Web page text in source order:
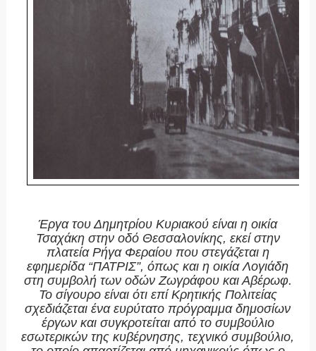
Έργα του Δημητρίου Κυριακού είναι η οικία
Τσαχάκη στην οδό Θεσσαλονίκης, εκεί στην
πλατεία Ρήγα Φεραίου που στεγάζεται η
εφημερίδα “ΠΑΤΡΙΣ”, όπως και η οικία Λογιάδη
στη συμβολή των οδών Ζωγράφου και Αβέρωφ.
Το σίγουρο είναι ότι επί Κρητικής Πολιτείας
σχεδιάζεται ένα ευρύτατο πρόγραμμα δημοσίων
έργων και συγκροτείται από το συμβούλιο
εσωτερικών της κυβέρνησης, τεχνικό συμβούλιο,